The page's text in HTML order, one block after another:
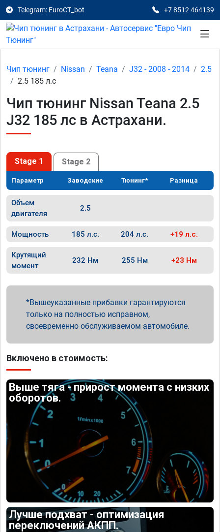
Telegram: EuroCT_bot +7 8512 464139
Чип тюнинг Nissan Teana J32 - 2008 - 2014
2.5
2.5 185 л.с
Чип тюнинг Nissan Teana 2.5
J32 185 лс в Астрахани.
Stage 1 Stage 2
Параметр Заводские Тюнинг* Разница
Объем
двигателя
2.5
Мощность 185 л.с. 204 л.с. +19 л.с.
Крутящий
момент
232 Нм 255 Нм +23 Нм
Вышеуказанные прибавки гарантируются
только на полностью исправном,
своевременно обслуживаемом автомобиле.
Включено в стоимость:
Выше тяга - прирост момента с низких
оборотов.
Лучше подхват - оптимизация
переключений АКПП.